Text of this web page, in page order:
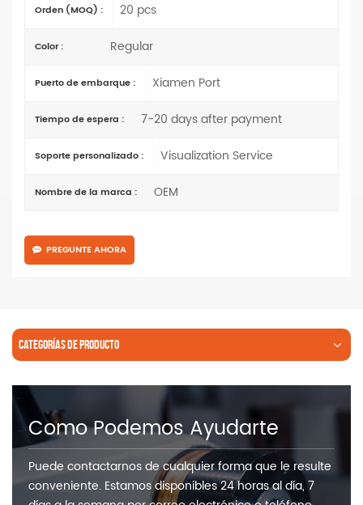
Orden (MOQ) : 20 pcs
Color : Regular
Puerto de embarque : Xiamen Port
Tiempo de espera : 7-20 days after payment
Soporte personalizado : Visualization Service
Nombre de la marca : OEM
PREGUNTE AHORA
CATEGORÍAS DE PRODUCTO
Como Podemos Ayudarte
Puede contactarnos de cualquier forma que le resulte
conveniente. Estamos disponibles 24 horas al día, 7